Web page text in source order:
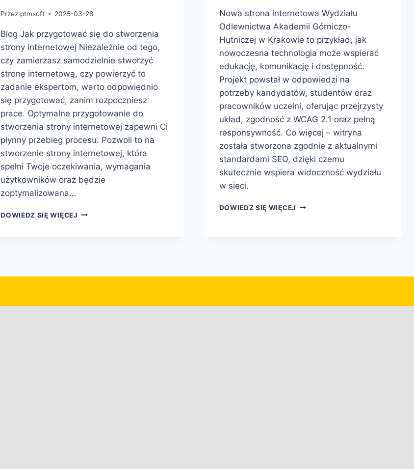
Przez ptmsoft 2025-03-28
Blog Jak przygotować się do stworzenia
strony internetowej Niezależnie od tego,
czy zamierzasz samodzielnie stworzyć
stronę internetową, czy powierzyć to
zadanie ekspertom, warto odpowiednio
się przygotować, zanim rozpoczniesz
prace. Optymalne przygotowanie do
stworzenia strony internetowej zapewni Ci
płynny przebieg procesu. Pozwoli to na
stworzenie strony internetowej, która
spełni Twoje oczekiwania, wymagania
użytkowników oraz będzie
zoptymalizowana…
DOWIEDZ SIĘ WIĘCEJ
Nowa strona internetowa Wydziału
Odlewnictwa Akademii Górniczo-
Hutniczej w Krakowie to przykład, jak
nowoczesna technologia może wspierać
edukację, komunikację i dostępność.
Projekt powstał w odpowiedzi na
potrzeby kandydatów, studentów oraz
pracowników uczelni, oferując przejrzysty
układ, zgodność z WCAG 2.1 oraz pełną
responsywność. Co więcej – witryna
została stworzona zgodnie z aktualnymi
standardami SEO, dzięki czemu
skutecznie wspiera widoczność wydziału
w sieci.
DOWIEDZ SIĘ WIĘCEJ